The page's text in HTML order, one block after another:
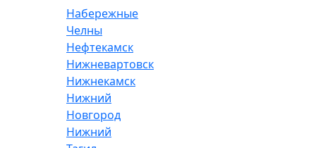
Набережные
Челны
Нефтекамск
Нижневартовск
Нижнекамск
Нижний
Новгород
Нижний